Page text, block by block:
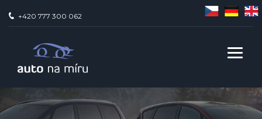
+420 777 300 062